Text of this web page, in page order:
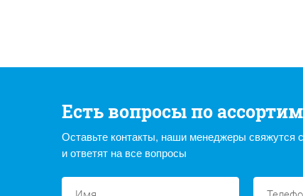
Есть вопросы по
Оставьте контакты, наши менеджеры свяжутся
и ответят на все вопросы